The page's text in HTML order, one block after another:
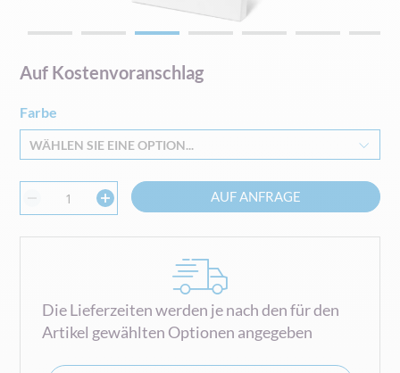
Auf Kostenvoranschlag
Farbe
WÄHLEN SIE EINE OPTION...
AUF ANFRAGE
Die Lieferzeiten werden je nach den für den
Artikel gewählten Optionen angegeben
Anfang
Bildgalerie
springen